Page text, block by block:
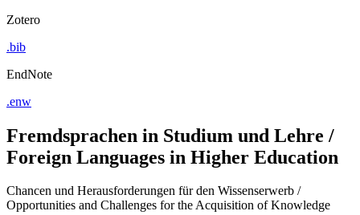
Zotero
.bib
EndNote
.enw
Fremdsprachen in Studium und Lehre /
Foreign Languages in Higher Education
Chancen und Herausforderungen für den Wissenserwerb /
Opportunities and Challenges for the Acquisition of Knowledge